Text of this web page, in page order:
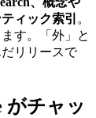
ィック索引 。
す。「外」と
リリースで
がチャッ